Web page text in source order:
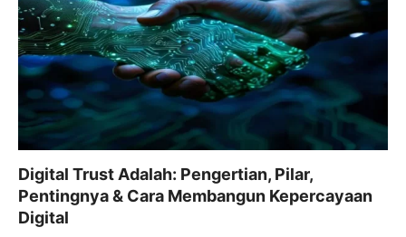
Digital Trust Adalah: Pengertian, Pilar,
Pentingnya & Cara Membangun Kepercayaan
Digital